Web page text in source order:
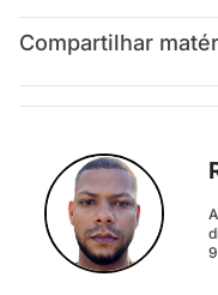
Compartilhar